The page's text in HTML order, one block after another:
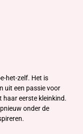
het-zelf. Het is
uit een passie voor
haar eerste kleinkind.
onder de